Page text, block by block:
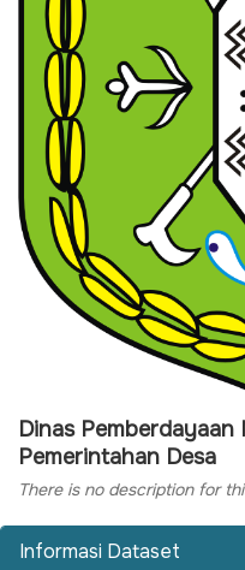
Dinas
Pemerintahan Desa
There is no description for
Informasi Dataset